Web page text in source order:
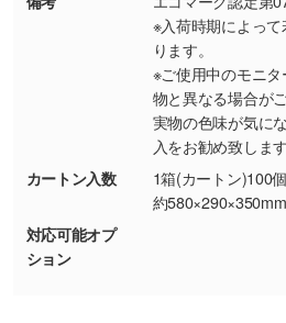
しの作り方が分からない
印刷したいデータが印刷範
合、シンプルな色・柄の背
詳しく見る
・デザインにQRコードを入
を生成してほしい
URLをご指定いただければ
いたします。配置のご相談に
→
※入荷時期によっ
ります。
※ご使用中のモニ
物と異なる場合が
実物の色味が気に
入をお勧め致します
カートン入数
1箱(カートン)100
約580×290×350mm
対応可能オプ
ション